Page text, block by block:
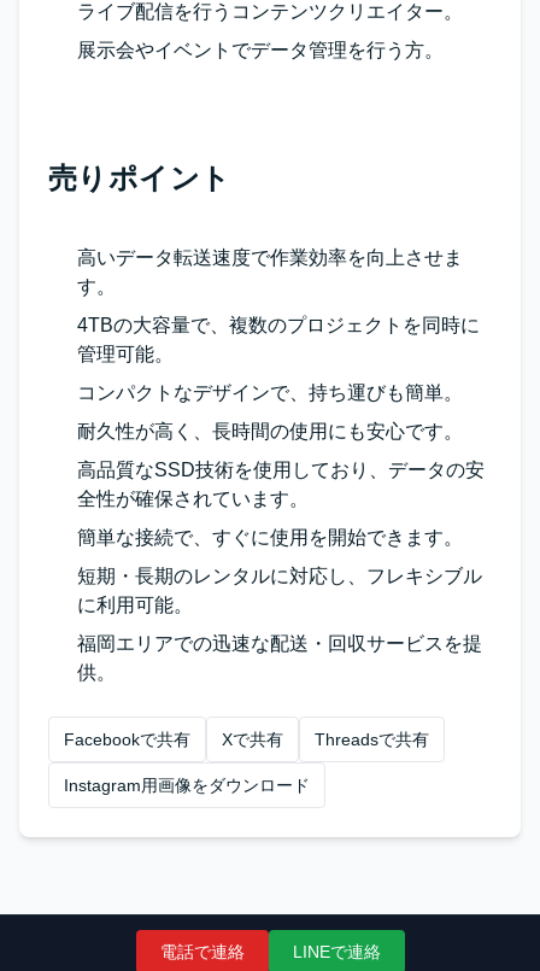
ライブ配信を行うコンテンツクリエイター。
展示会やイベントでデータ管理を行う方。
売りポイント
高いデータ転送速度で作業効率を向上させま
す。
4TBの大容量で、複数のプロジェクトを同時に
管理可能。
コンパクトなデザインで、持ち運びも簡単。
耐久性が高く、長時間の使用にも安心です。
高品質なSSD技術を使用しており、データの安
全性が確保されています。
簡単な接続で、すぐに使用を開始できます。
短期・長期のレンタルに対応し、フレキシブル
に利用可能。
福岡エリアでの迅速な配送・回収サービスを提
供。
Facebookで共有 Xで共有 Threadsで共有
Instagram用画像をダウンロード
電話で連絡 LINEで連絡